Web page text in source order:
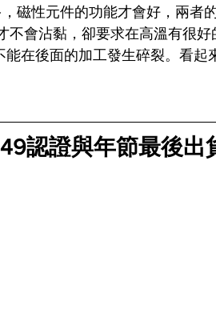
磁性元件的功能才會好，兩者
不會沾黏，卻要求在高溫有很
在後面的加工發生碎裂。看起
認證與年節最後出